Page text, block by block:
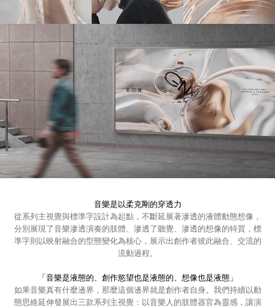
音樂是以柔克剛的穿透力
從系列主視覺與標準字設計為起點，不斷延展著滲透的液體動態想像，
分別展現了音樂滲透演奏的肢體、滲透了聽覺、滲透的想像的特質，標
準字則以映射融合的型態變化為核心，展示出創作者彼此融合、交流的
流動過程。
「音樂是液態的、創作慾望也是液態的、想像也是液態」
如果音樂真有什麼邊界，那麼這個邊界就是創作者自身。我們持續以動
態思維延伸發展出三款系列主視覺：以音樂人的肢體器官為靈感，讓演